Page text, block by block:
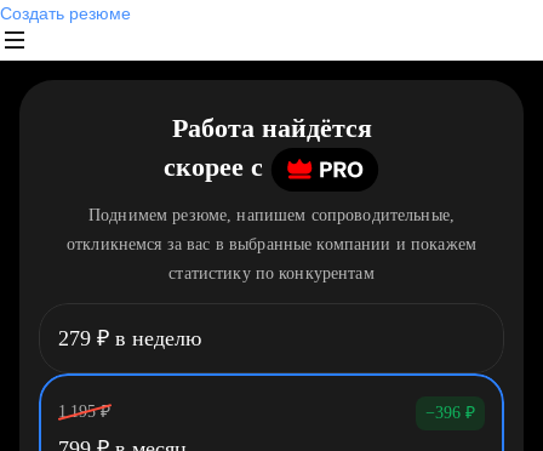
Создать резюме
Работа найдётся
скорее c
Поднимем резюме, напишем сопроводительные,
откликнемся за вас в выбранные компании и покажем
статистику по конкурентам
279 ₽ в неделю
1 195 ₽ −396 ₽